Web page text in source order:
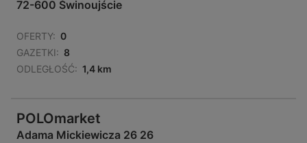
72-600 Świnoujście
OFERTY: 0
GAZETKI: 8
ODLEGŁOŚĆ: 1,4 km
POLOmarket
Adama Mickiewicza 26 26